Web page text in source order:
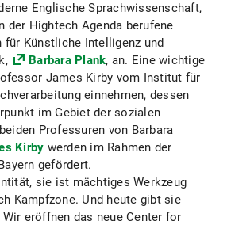
Englische Sprachwissenschaft,
der Hightech Agenda berufene
für Künstliche Intelligenz und
Barbara Plank, an. Eine wichtige
James Kirby vom Institut für
einnehmen, dessen
im Gebiet der sozialen
Professuren von Barbara
Kirby werden im Rahmen der
gefördert.
sie ist mächtiges Werkzeug
Kampfzone. Und heute gibt sie
Wir eröffnen das neue Center for